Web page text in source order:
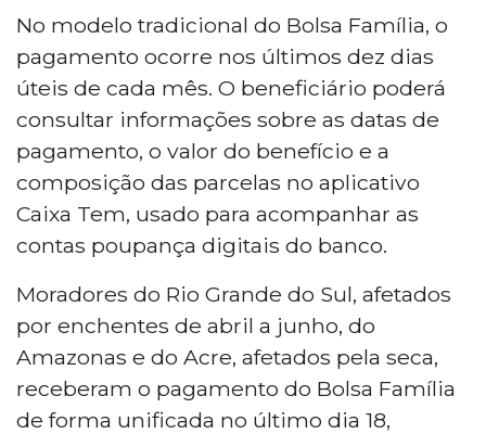
No modelo tradicional do Bolsa Família, o
pagamento ocorre nos últimos dez dias
úteis de cada mês. O beneficiário poderá
consultar informações sobre as datas de
pagamento, o valor do benefício e a
composição das parcelas no aplicativo
Caixa Tem, usado para acompanhar as
contas poupança digitais do banco.
Moradores do Rio Grande do Sul, afetados
por enchentes de abril a junho, do
Amazonas e do Acre, afetados pela seca,
receberam o pagamento do Bolsa Família
de forma unificada no último dia 18,